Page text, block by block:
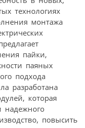
технологиях
монтажа
пайки,
паяных
подхода
разработана
которая
надежного
повысить